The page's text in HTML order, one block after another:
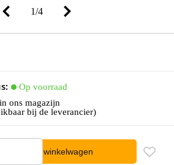
1/4
Op voorraad
ons magazijn
bij de leverancier)
In winkelwagen